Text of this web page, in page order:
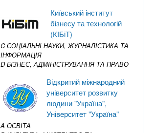
Київський інститут
бізнесу та технологій
(КІБіТ)
C СОЦІАЛЬНІ НАУКИ, ЖУРНАЛІСТИКА ТА
ІНФОРМАЦІЯ
D БІЗНЕС, АДМІНІСТРУВАННЯ ТА ПРАВО
Відкритий міжнародний
університет розвитку
людини "Україна",
Університет "Україна"
A ОСВІТА